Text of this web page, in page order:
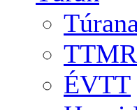
TTMR
ÉVTT